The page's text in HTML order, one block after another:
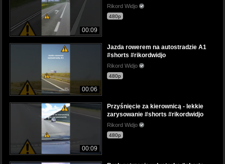
00:09
Rikord Widjo
480p
00:06
Jazda rowerem na autostradzie A1
#shorts #rikordwidjo
Rikord Widjo
480p
00:09
Przyśnięcie za kierownicą - lekkie
zarysowanie #shorts #rikordwidjo
Rikord Widjo
480p